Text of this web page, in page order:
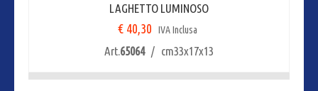
LAGHETTO LUMINOSO
€ 40,30 IVA Inclusa
Art.65064/ cm33x17x13